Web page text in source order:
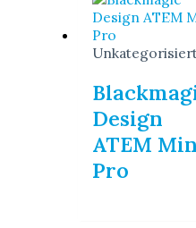
Design
ATEM
Pro